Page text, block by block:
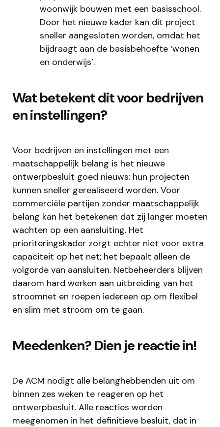
woonwijk bouwen met een basisschool.
Door het nieuwe kader kan dit project
sneller aangesloten worden, omdat het
bijdraagt aan de basisbehoefte ‘wonen
en onderwijs’.
Wat betekent dit voor bedrijven
en instellingen?
Voor bedrijven en instellingen met een
maatschappelijk belang is het nieuwe
ontwerpbesluit goed nieuws: hun projecten
kunnen sneller gerealiseerd worden. Voor
commerciële partijen zonder maatschappelijk
belang kan het betekenen dat zij langer moeten
wachten op een aansluiting. Het
prioriteringskader zorgt echter niet voor extra
capaciteit op het net; het bepaalt alleen de
volgorde van aansluiten. Netbeheerders blijven
daarom hard werken aan uitbreiding van het
stroomnet en roepen iedereen op om flexibel
en slim met stroom om te gaan.
Meedenken? Dien je reactie in!
De ACM nodigt alle belanghebbenden uit om
binnen zes weken te reageren op het
ontwerpbesluit. Alle reacties worden
meegenomen in het definitieve besluit, dat in